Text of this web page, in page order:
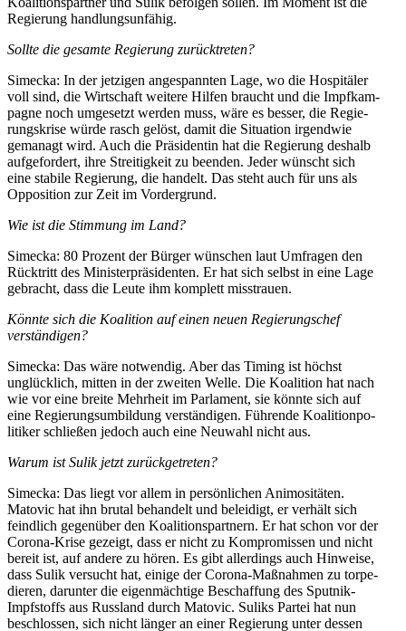
Regierung handlungsunfähig.
Sollte die gesamte Regierung zurücktreten?
Simecka: In der jetzigen angespannten Lage, wo die Hospi­täler
voll sind, die Wirtschaft weitere Hilfen braucht und die Impfkam­
pagne noch umgesetzt werden muss, wäre es besser, die Regie­
rungs­krise würde rasch gelöst, damit die Situation irgendwie
gemanagt wird. Auch die Präsi­dentin hat die Regierung deshalb
aufge­fordert, ihre Strei­tigkeit zu beenden. Jeder wünscht sich
eine stabile Regierung, die handelt. Das steht auch für uns als
Opposition zur Zeit im Vordergrund.
Wie ist die Stimmung im Land?
Simecka: 80 Prozent der Bürger wünschen laut Umfragen den
Rücktritt des Minis­ter­prä­si­denten. Er hat sich selbst in eine Lage
gebracht, dass die Leute ihm komplett misstrauen.
Könnte sich die Koalition auf einen neuen Regie­rungschef
verständigen?
Simecka: Das wäre notwendig. Aber das Timing ist höchst
unglücklich, mitten in der zweiten Welle. Die Koalition hat nach
wie vor eine breite Mehrheit im Parlament, sie könnte sich auf
eine Regie­rungs­um­bildung verstän­digen. Führende Koali­ti­onpo­
li­tiker schließen jedoch auch eine Neuwahl nicht aus.
Warum ist Sulik jetzt zurückgetreten?
Simecka: Das liegt vor allem in persön­lichen Animo­si­täten.
Matovic hat ihn brutal behandelt und beleidigt, er verhält sich
feindlich gegenüber den Koali­ti­ons­partnern. Er hat schon vor der
Corona-Krise gezeigt, dass er nicht zu Kompro­missen und nicht
bereit ist, auf andere zu hören. Es gibt aller­dings auch Hinweise,
dass Sulik versucht hat, einige der Corona-Maßnahmen zu torpe­
dieren, darunter die eigen­mächtige Beschaffung des Sputnik-
Impfstoffs aus Russland durch Matovic. Suliks Partei hat nun
beschlossen, sich nicht länger an einer Regierung unter dessen